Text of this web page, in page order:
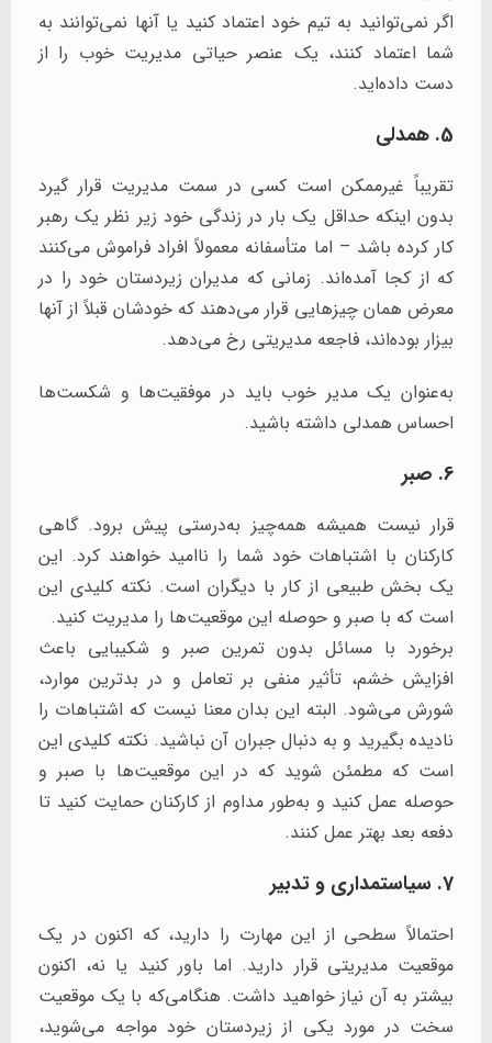
اگر نمی‌توانید به تیم خود اعتماد کنید یا آنها نمی‌توانند به
شما اعتماد کنند، یک عنصر حیاتی مدیریت خوب را از
دست داده‌اید.
5. همدلی
تقریباً غیرممکن است کسی در سمت مدیریت قرار گیرد
بدون اینکه حداقل یک بار در زندگی خود زیر نظر یک رهبر
کار کرده باشد – اما متأسفانه معمولاً افراد فراموش می‌کنند
که از کجا آمده‌اند. زمانی که مدیران زیردستان خود را در
معرض همان چیزهایی قرار می‌دهند که خودشان قبلاً از آنها
بیزار بوده‌اند، فاجعه مدیریتی رخ می‌دهد.
به‌عنوان یک مدیر خوب باید در موفقیت‌ها و شکست‌ها
احساس همدلی داشته باشید.
6. صبر
قرار نیست همیشه همه‌چیز به‌درستی پیش برود. گاهی
کارکنان با اشتباهات خود شما را ناامید خواهند کرد. این
یک بخش طبیعی از کار با دیگران است. نکته کلیدی این
است که با صبر و حوصله این موقعیت‌ها را مدیریت کنید.
برخورد با مسائل بدون تمرین صبر و شکیبایی باعث
افزایش خشم، تأثیر منفی بر تعامل و در بدترین موارد،
شورش می‌شود. البته این بدان معنا نیست که اشتباهات را
نادیده بگیرید و به دنبال جبران آن نباشید. نکته کلیدی این
است که مطمئن شوید که در این موقعیت‌ها با صبر و
حوصله عمل کنید و به‌طور مداوم از کارکنان حمایت کنید تا
دفعه بعد بهتر عمل کنند.
7. سیاستمداری و تدبیر
احتمالاً سطحی از این مهارت را دارید، که اکنون در یک
موقعیت مدیریتی قرار دارید. اما باور کنید یا نه، اکنون
بیشتر به آن نیاز خواهید داشت. هنگامی‌که با یک موقعیت
سخت در مورد یکی از زیردستان خود مواجه می‌شوید،